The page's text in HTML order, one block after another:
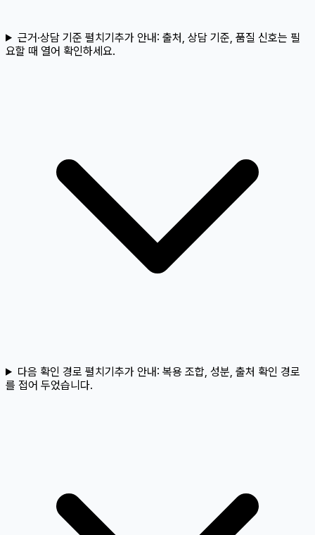
근거·상담 기준 펼치기추가 안내: 출처, 상담 기준, 품질 신호는 필
요할 때 열어 확인하세요.
다음 확인 경로 펼치기추가 안내: 복용 조합, 성분, 출처 확인 경로
를 접어 두었습니다.